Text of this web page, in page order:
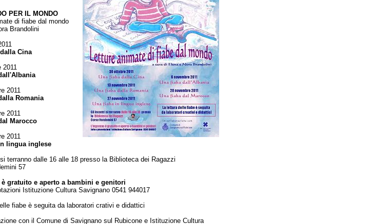
PER IL MONDO
di fiabe dal mondo
Brandolini
Cina
2011
2011
Romania
2011
Marocco
2011
lingua inglese
terranno dalle 16 alle 18 presso la Biblioteca dei Ragazzi
57
gratuito e aperto a bambini e genitori
Istituzione Cultura Savignano 0541 944017
fiabe è seguita da laboratori crativi e didattici
con il Comune di Savignano sul Rubicone e Istituzione Cultura